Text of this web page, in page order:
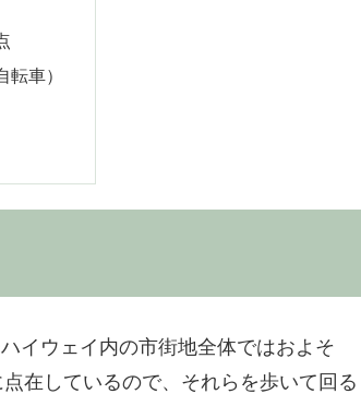
車）
イウェイ内の市街地全体ではおよそ
在しているので、それらを歩いて回る